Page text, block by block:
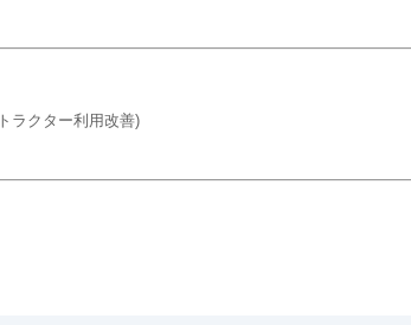
ラクター利用改善)